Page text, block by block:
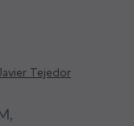
Tejedor